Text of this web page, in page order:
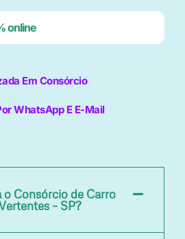
online
Em Consórcio
WhatsApp E E-Mail
Consórcio de Carro
– SP?